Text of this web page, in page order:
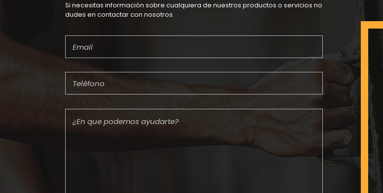
Si necesitas información sobre cualquiera de nuestros productos o servicios no
dudes en contactar con nosotros.